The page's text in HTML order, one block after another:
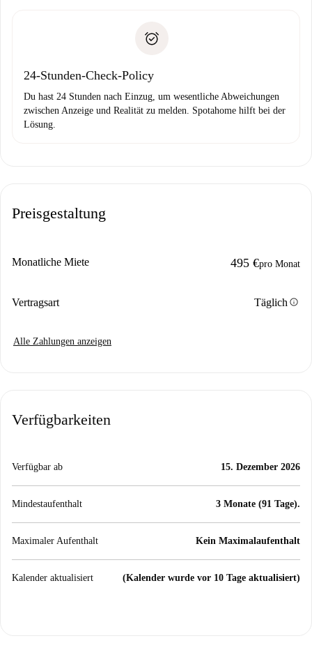
24-Stunden-Check-Policy
Du hast 24 Stunden nach Einzug, um wesentliche Abweichungen
zwischen Anzeige und Realität zu melden. Spotahome hilft bei der
Lösung.
Preisgestaltung
Monatliche Miete 495 €pro Monat
Vertragsart Täglich info
Alle Zahlungen anzeigen
Verfügbarkeiten
Verfügbar ab 15. Dezember 2026
Mindestaufenthalt 3 Monate (91 Tage).
Maximaler Aufenthalt Kein Maximalaufenthalt
Kalender aktualisiert (Kalender wurde vor 10 Tage aktualisiert)